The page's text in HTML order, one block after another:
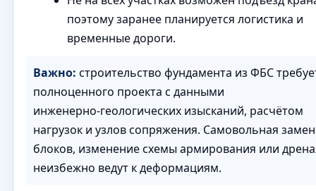
поэтому заранее планируется логистика и
временные дороги.
Важно: строительство фундамента из ФБС
полноценного проекта с данными
инженерно‑геологических изысканий, расчётом
нагрузок и узлов сопряжения. Самовольная
блоков, изменение схемы армирования или
неизбежно ведут к деформациям.